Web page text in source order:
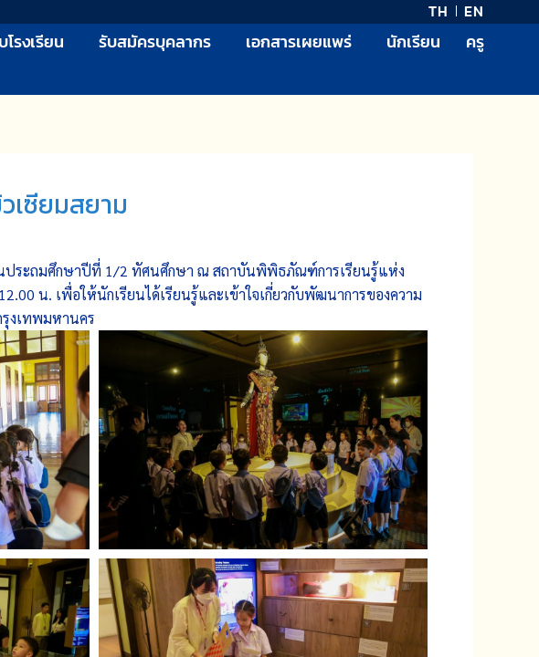
TH EN
รงเรียน รับสมัครบุคลากร เอกสารเผยแพร่ นักเรียน ครู
ซียมสยาม
ประถมศึกษาปีที่ 1/2 ทัศนศึกษา ณ สถาบันพิพิธภัณฑ์การเรียนรู้แห่ง
น. เพื่อให้นักเรียนได้เรียนรู้และเข้าใจเกี่ยวกับพัฒนาการของความ
งเทพมหานคร